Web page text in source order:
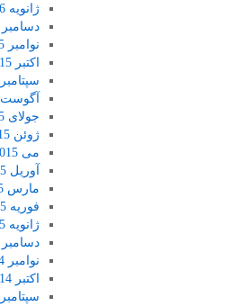
ژانویه 2016
دسامبر 2015
نوامبر 2015
اکتبر 2015
سپتامبر 2015
آگوست 2015
جولای 2015
ژوئن 2015
می 2015
آوریل 2015
مارس 2015
فوریه 2015
ژانویه 2015
دسامبر 2014
نوامبر 2014
اکتبر 2014
سپتامبر 2014